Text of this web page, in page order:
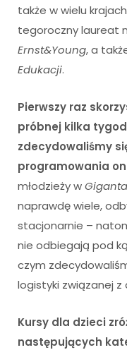
także w wielu
tegoroczny laureat
Ernst&Young, a
Edukacji.
Pierwszy raz
próbnej kilka
zdecydowaliśmy
programowania
młodzieży w
naprawdę wiele,
stacjonarnie –
nie odbiegają pod
czym
logistyki związanej z
Kursy dla dzieci
następujących